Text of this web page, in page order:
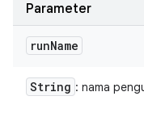
Parameter
runName
String : nama